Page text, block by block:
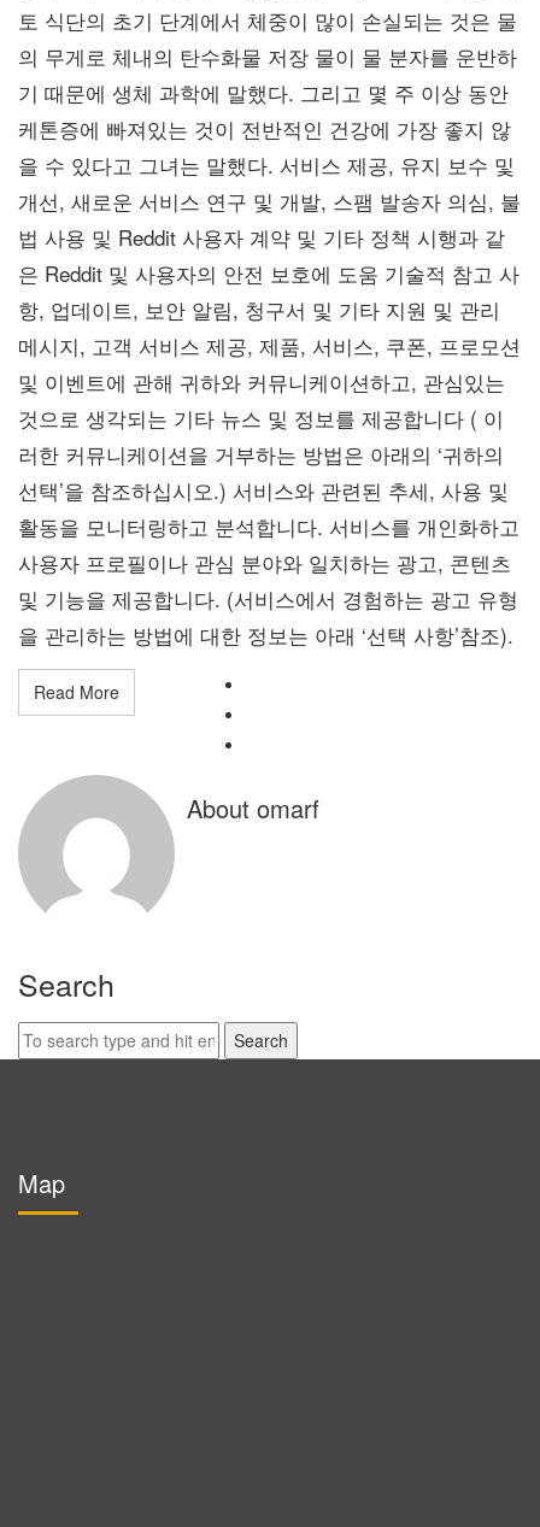
토 식단의 초기 단계에서 체중이 많이 손실되는 것은 물
의 무게로 체내의 탄수화물 저장 물이 물 분자를 운반하
기 때문에 생체 과학에 말했다. 그리고 몇 주 이상 동안
케톤증에 빠져있는 것이 전반적인 건강에 가장 좋지 않
을 수 있다고 그녀는 말했다. 서비스 제공, 유지 보수 및
개선, 새로운 서비스 연구 및 개발, 스팸 발송자 의심, 불
법 사용 및 Reddit 사용자 계약 및 기타 정책 시행과 같
은 Reddit 및 사용자의 안전 보호에 도움 기술적 참고 사
항, 업데이트, 보안 알림, 청구서 및 기타 지원 및 관리
메시지, 고객 서비스 제공, 제품, 서비스, 쿠폰, 프로모션
및 이벤트에 관해 귀하와 커뮤니케이션하고, 관심있는
것으로 생각되는 기타 뉴스 및 정보를 제공합니다 ( 이
러한 커뮤니케이션을 거부하는 방법은 아래의 ‘귀하의
선택’을 참조하십시오.) 서비스와 관련된 추세, 사용 및
활동을 모니터링하고 분석합니다. 서비스를 개인화하고
사용자 프로필이나 관심 분야와 일치하는 광고, 콘텐츠
및 기능을 제공합니다. (서비스에서 경험하는 광고 유형
을 관리하는 방법에 대한 정보는 아래 ‘선택 사항’참조).
Read More
About omarf
Search
Search
for:
Map